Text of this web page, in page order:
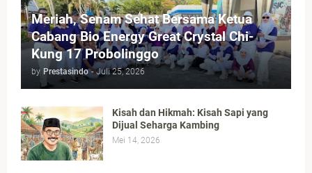
Meriah, Senam Sehat Bersama Ketua
Cabang Bio Energy Great Crystal Chi-
Kung 17 Probolinggo
by Prestasindo - Juli 25, 2026
Kisah dan Hikmah: Kisah Sapi yang
Dijual Seharga Kambing
Mei 14, 2026